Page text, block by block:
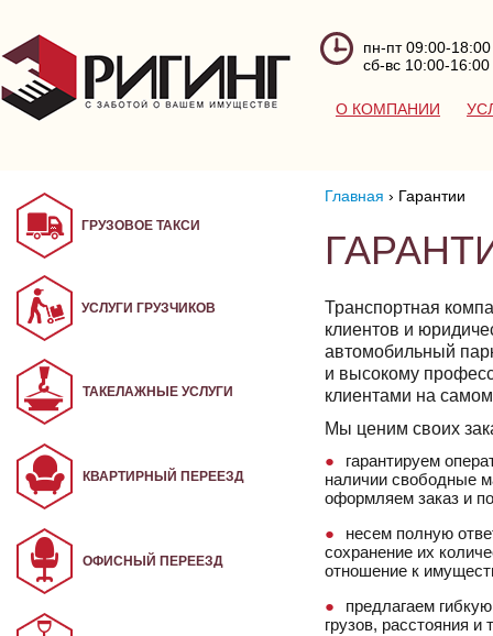
пн-пт 09:00-18:00
сб-вс 10:00-16:00
О КОМПАНИИ
Главная › Гарантии
Транспортная
клиентов и
автомобильный
и высокому
клиентами на
Мы ценим своих
гарантируем
наличии свободные
оформляем заказ и
несем полную
сохранение их
отношение к
предлагаем
грузов, расстояния и
ГРУЗОВОЕ ТАКСИ
УСЛУГИ ГРУЗЧИКОВ
ТАКЕЛАЖНЫЕ УСЛУГИ
КВАРТИРНЫЙ ПЕРЕЕЗД
ОФИСНЫЙ ПЕРЕЕЗД